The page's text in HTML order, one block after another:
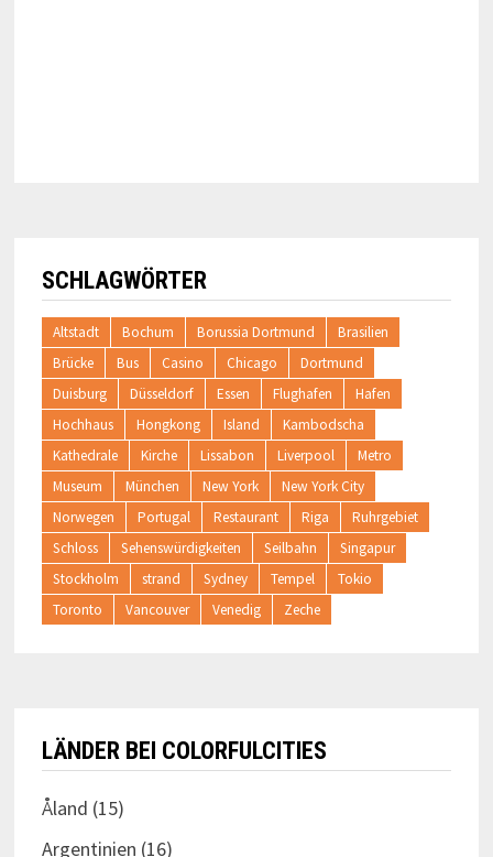
SCHLAGWÖRTER
Altstadt Bochum Borussia Dortmund
Brasilien
Brücke
Bus Casino Chicago
Dortmund
Duisburg
Düsseldorf Essen Flughafen
Hafen
Hochhaus
Hongkong Island
Kambodscha
Kathedrale
Kirche Lissabon Liverpool
Metro
Museum
München New York
New York City
Norwegen
Portugal Restaurant Riga
Ruhrgebiet
Schloss
Sehenswürdigkeiten Seilbahn
Singapur
Stockholm
strand Sydney Tempel
Tokio
Toronto
Vancouver Venedig Zeche
LÄNDER BEI COLORFULCITIES
Åland (15)
Argentinien (16)